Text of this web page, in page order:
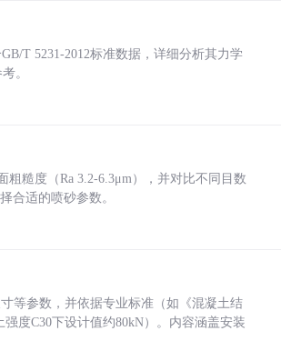
T 5231-2012标准数据，详细分析其力学
。
糙度（Ra 3.2-6.3μm），并对比不同目数
合适的喷砂参数。
等参数，并依据专业标准（如《混凝土结
度C30下设计值约80kN）。内容涵盖安装